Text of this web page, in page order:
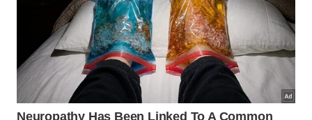
transformarão a morfologia galáctica ao longo de
milhões de anos. A força gravitacional contínua
ditará o ritmo dessas colisões inevitáveis, moldando
uma nova configuração estrutural que desafia
astrônomos a desvendar a
evolução
cósmica
definitiva
.